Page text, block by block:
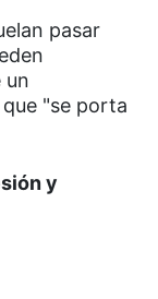
pasar
un
"se porta
y